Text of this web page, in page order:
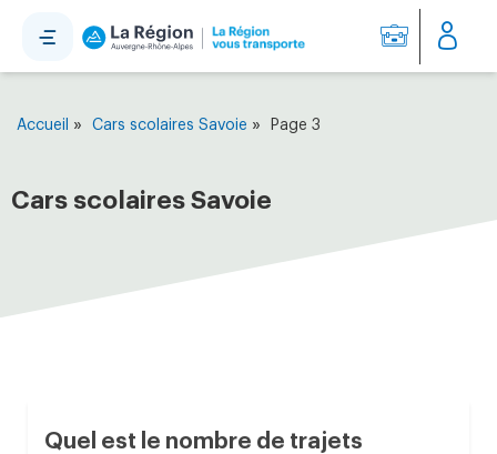
Accueil » Cars scolaires Savoie » Page 3
Cars scolaires Savoie
Quel est le nombre de trajets